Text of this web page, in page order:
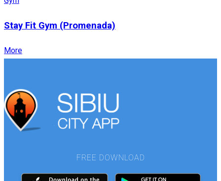
Stay Fit Gym (Promenada)
More
FREE DOWNLOAD